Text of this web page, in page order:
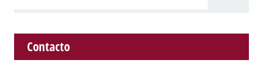
Contacto